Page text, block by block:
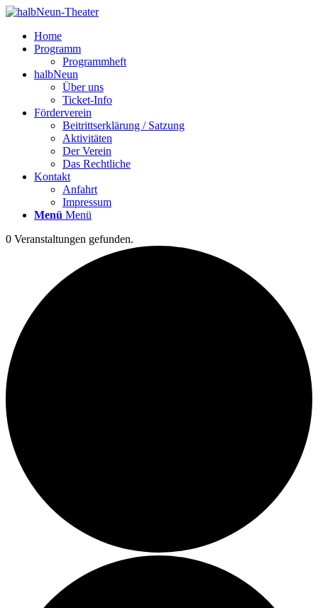
Home
Programm
Programmheft
halbNeun
Über uns
Ticket-Info
Förderverein
Beitrittserklärung / Satzung
Aktivitäten
Der Verein
Das Rechtliche
Kontakt
Anfahrt
Impressum
Menü Menü
0 Veranstaltungen gefunden.